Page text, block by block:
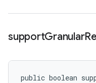
supportGranular
public boolean